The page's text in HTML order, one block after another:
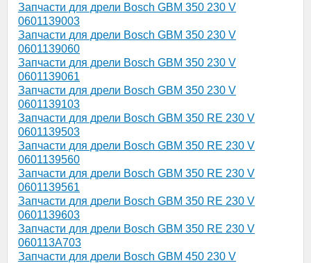
Запчасти для дрели Bosch GBM 350 230 V
0601139003
Запчасти для дрели Bosch GBM 350 230 V
0601139060
Запчасти для дрели Bosch GBM 350 230 V
0601139061
Запчасти для дрели Bosch GBM 350 230 V
0601139103
Запчасти для дрели Bosch GBM 350 RE 230 V
0601139503
Запчасти для дрели Bosch GBM 350 RE 230 V
0601139560
Запчасти для дрели Bosch GBM 350 RE 230 V
0601139561
Запчасти для дрели Bosch GBM 350 RE 230 V
0601139603
Запчасти для дрели Bosch GBM 350 RE 230 V
060113A703
Запчасти для дрели Bosch GBM 450 230 V